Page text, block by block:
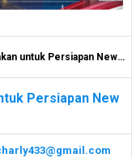
Persiapan New Normal
Persiapan New